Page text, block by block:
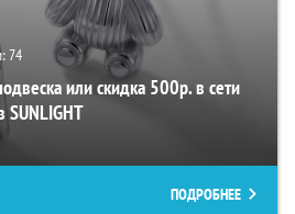
74
или скидка 500р. в сети
ПОДРОБНЕЕ